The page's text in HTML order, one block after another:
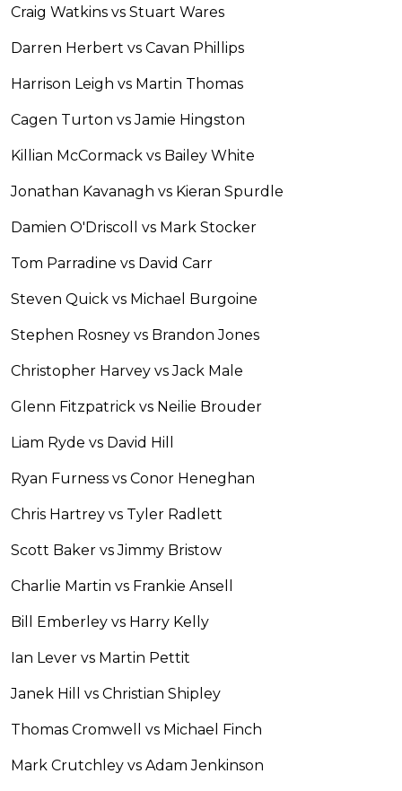
Craig Watkins vs Stuart Wares
Darren Herbert vs Cavan Phillips
Harrison Leigh vs Martin Thomas
Cagen Turton vs Jamie Hingston
Killian McCormack vs Bailey White
Jonathan Kavanagh vs Kieran Spurdle
Damien O'Driscoll vs Mark Stocker
Tom Parradine vs David Carr
Steven Quick vs Michael Burgoine
Stephen Rosney vs Brandon Jones
Christopher Harvey vs Jack Male
Glenn Fitzpatrick vs Neilie Brouder
Liam Ryde vs David Hill
Ryan Furness vs Conor Heneghan
Chris Hartrey vs Tyler Radlett
Scott Baker vs Jimmy Bristow
Charlie Martin vs Frankie Ansell
Bill Emberley vs Harry Kelly
Ian Lever vs Martin Pettit
Janek Hill vs Christian Shipley
Thomas Cromwell vs Michael Finch
Mark Crutchley vs Adam Jenkinson